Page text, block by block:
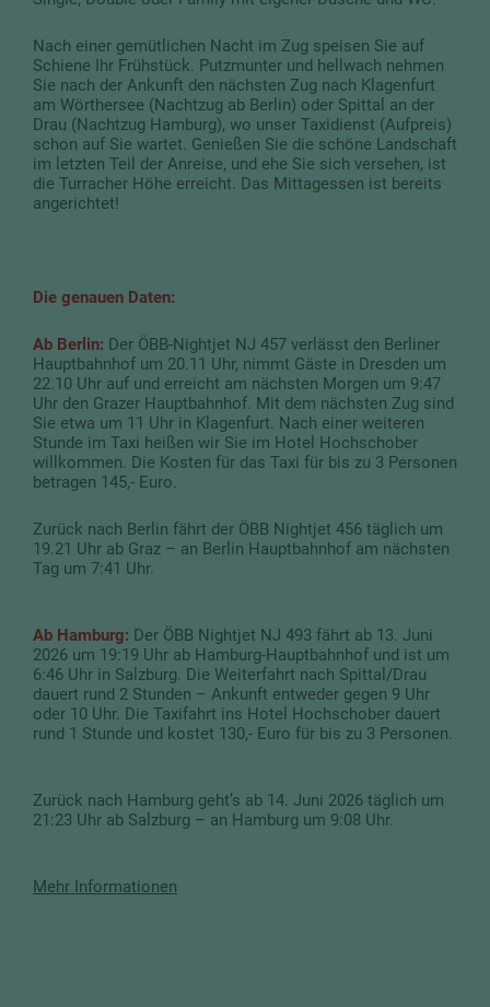
Nach einer gemütlichen Nacht im Zug speisen Sie auf
Schiene Ihr Frühstück. Putzmunter und hellwach nehmen
Sie nach der Ankunft den nächsten Zug nach Klagenfurt
am Wörthersee (Nachtzug ab Berlin) oder Spittal an der
Drau (Nachtzug Hamburg), wo unser Taxidienst (Aufpreis)
schon auf Sie wartet. Genießen Sie die schöne Landschaft
im letzten Teil der Anreise, und ehe Sie sich versehen, ist
die Turracher Höhe erreicht. Das Mittagessen ist bereits
angerichtet!
Die genauen Daten:
Ab Berlin: Der ÖBB-Nightjet NJ 457 verlässt den Berliner
Hauptbahnhof um 20.11 Uhr, nimmt Gäste in Dresden um
22.10 Uhr auf und erreicht am nächsten Morgen um 9:47
Uhr den Grazer Hauptbahnhof. Mit dem nächsten Zug sind
Sie etwa um 11 Uhr in Klagenfurt. Nach einer weiteren
Stunde im Taxi heißen wir Sie im Hotel Hochschober
willkommen. Die Kosten für das Taxi für bis zu 3 Personen
betragen 145,- Euro.
Zurück nach Berlin fährt der ÖBB Nightjet 456 täglich um
19.21 Uhr ab Graz – an Berlin Hauptbahnhof am nächsten
Tag um 7:41 Uhr.
Ab Hamburg: Der ÖBB Nightjet NJ 493 fährt ab 13. Juni
2026 um 19:19 Uhr ab Hamburg-Hauptbahnhof und ist um
6:46 Uhr in Salzburg. Die Weiterfahrt nach Spittal/Drau
dauert rund 2 Stunden – Ankunft entweder gegen 9 Uhr
oder 10 Uhr. Die Taxifahrt ins Hotel Hochschober dauert
rund 1 Stunde und kostet 130,- Euro für bis zu 3 Personen.
Zurück nach Hamburg geht’s ab 14. Juni 2026 täglich um
21:23 Uhr ab Salzburg – an Hamburg um 9:08 Uhr.
Mehr Informationen